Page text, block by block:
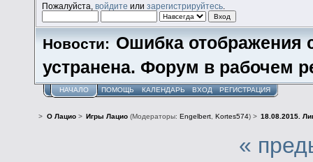
Пожалуйста,войдите илизарегистрируйтесь
Новости: Ошибка отображения
устранена. Форум в рабочем
НАЧАЛО ПОМОЩЬ КАЛЕНДАРЬ ВХОД РЕГИСТРАЦИЯ
> О Лацио> Игры Лацио(Модераторы: Engelbert, Kortes574) > 18.08.2015.
«